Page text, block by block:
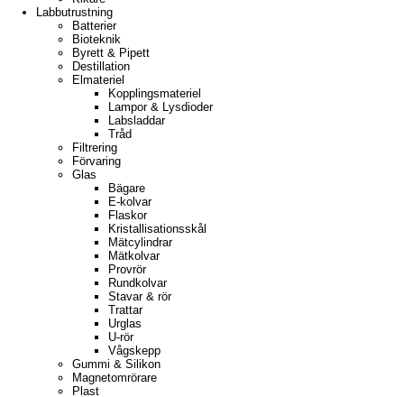
Labbutrustning
Batterier
Bioteknik
Byrett & Pipett
Destillation
Elmateriel
Kopplingsmateriel
Lampor & Lysdioder
Labsladdar
Tråd
Filtrering
Förvaring
Glas
Bägare
E-kolvar
Flaskor
Kristallisationsskål
Mätcylindrar
Mätkolvar
Provrör
Rundkolvar
Stavar & rör
Trattar
Urglas
U-rör
Vågskepp
Gummi & Silikon
Magnetomrörare
Plast